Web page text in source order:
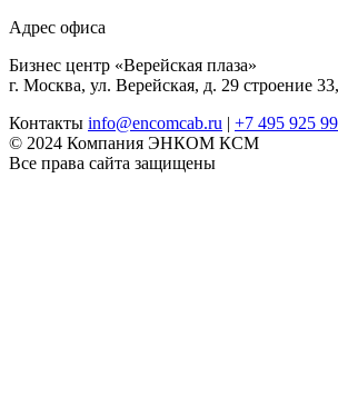
Адрес офиса
Бизнес центр «Верейская плаза»
г. Москва, ул. Верейская, д. 29 строение
Контакты info@encomcab.ru | +7 495 925
© 2024 Компания ЭНКОМ КСМ
Все права сайта защищены